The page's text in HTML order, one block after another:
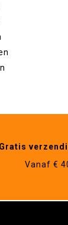
Gratis
Vanaf €